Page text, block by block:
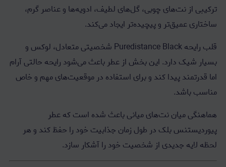
ترکیبی از نت‌های چوبی، گل‌های لطیف، ادویه‌ها و عناصر گرم،
ساختاری عمیق‌تر و پیچیده‌تر ایجاد می‌کند.
قلب رایحه Puredistance Black شخصیتی متعادل، لوکس و
بسیار شیک دارد. این بخش از عطر باعث می‌شود رایحه حالتی آرام
اما قدرتمند پیدا کند و برای استفاده در موقعیت‌های مهم و خاص
مناسب باشد.
هماهنگی میان نت‌های میانی باعث شده است که عطر
پیوردیستنس بلک در طول زمان جذابیت خود را حفظ کند و هر
لحظه لایه جدیدی از شخصیت خود را آشکار سازد.